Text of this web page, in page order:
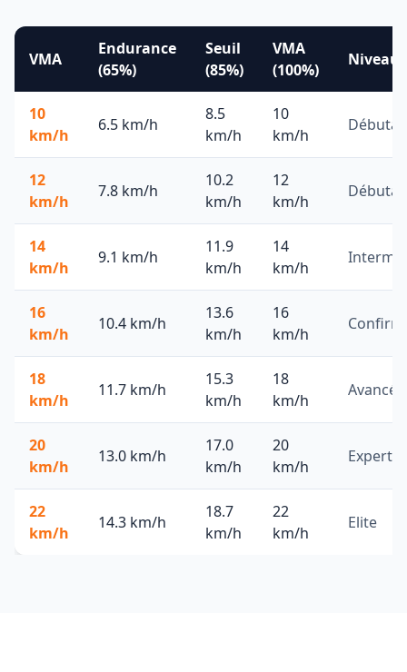
VMA
Endurance
(65%)
Seuil
(85%)
VMA
(100%)
Niveau
10
km/h
6.5 km/h
8.5
km/h
10
km/h
12
km/h
7.8 km/h
10.2
km/h
12
km/h
14
km/h
9.1 km/h
11.9
km/h
14
km/h
16
km/h
10.4 km/h
13.6
km/h
16
km/h
18
km/h
11.7 km/h
15.3
km/h
18
km/h
Avancé
20
km/h
13.0 km/h
17.0
km/h
20
km/h
Expert
22
km/h
14.3 km/h
18.7
km/h
22
km/h
Elite